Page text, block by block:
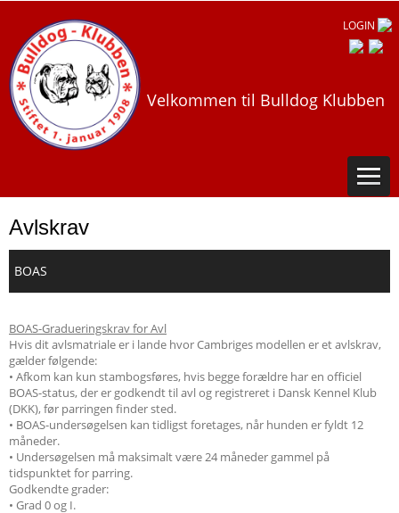
LOGIN
Velkommen til Bulldog Klubben
Avlskrav
BOAS
BOAS-Gradueringskrav for Avl
Hvis dit avlsmatriale er i lande hvor Cambriges modellen er et avlskrav,
gælder følgende:
• Afkom kan kun stambogsføres, hvis begge forældre har en officiel
BOAS-status, der er godkendt til avl og registreret i Dansk Kennel Klub
(DKK), før parringen finder sted.
• BOAS-undersøgelsen kan tidligst foretages, når hunden er fyldt 12
måneder.
• Undersøgelsen må maksimalt være 24 måneder gammel på
tidspunktet for parring.
Godkendte grader:
• Grad 0 og I.